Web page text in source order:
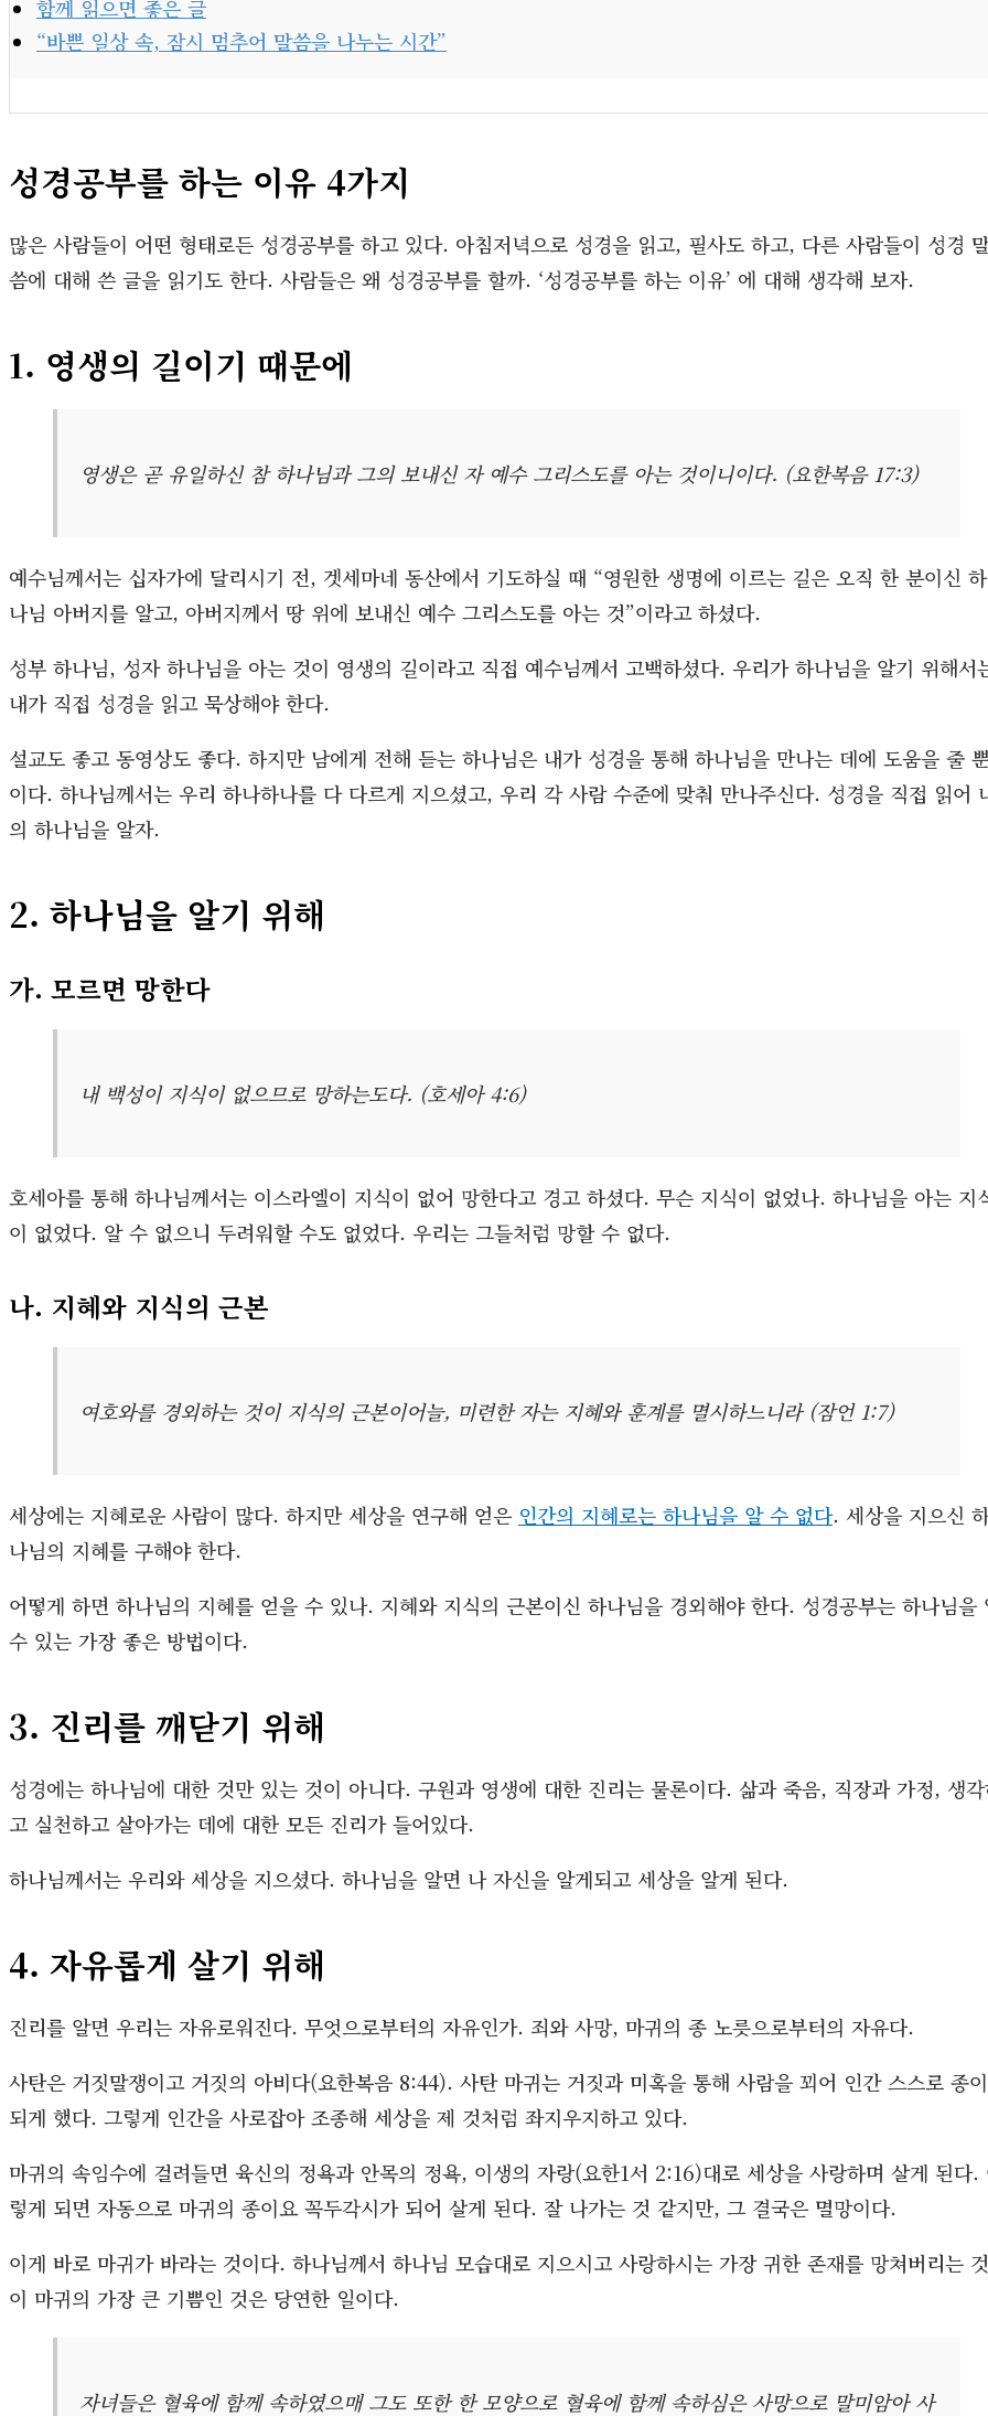
함께 읽으면 좋은 글
“바쁜 일상 속, 잠시 멈추어 말씀을 나누는 시간”
성경공부를 하는 이유 4가지
많은 사람들이 어떤 형태로든 성경공부를 하고 있다. 아침저녁으로 성경을 읽고, 필사도 하고, 다른 사람들이 성경
씀에 대해 쓴 글을 읽기도 한다. 사람들은 왜 성경공부를 할까. ‘성경공부를 하는 이유’ 에 대해 생각해 보자.
1. 영생의 길이기 때문에
영생은 곧 유일하신 참 하나님과 그의 보내신 자 예수 그리스도를 아는 것이니이다. (요한복음 17:3)
예수님께서는 십자가에 달리시기 전, 겟세마네 동산에서 기도하실 때 “영원한 생명에 이르는 길은 오직 한 분이신 하
나님 아버지를 알고, 아버지께서 땅 위에 보내신 예수 그리스도를 아는 것”이라고 하셨다.
성부 하나님, 성자 하나님을 아는 것이 영생의 길이라고 직접 예수님께서 고백하셨다. 우리가 하나님을 알기 위해서
내가 직접 성경을 읽고 묵상해야 한다.
설교도 좋고 동영상도 좋다. 하지만 남에게 전해 듣는 하나님은 내가 성경을 통해 하나님을 만나는 데에 도움을 줄
이다. 하나님께서는 우리 하나하나를 다 다르게 지으셨고, 우리 각 사람 수준에 맞춰 만나주신다. 성경을 직접 읽어
의 하나님을 알자.
2. 하나님을 알기 위해
가. 모르면 망한다
내 백성이 지식이 없으므로 망하는도다. (호세아 4:6)
호세아를 통해 하나님께서는 이스라엘이 지식이 없어 망한다고 경고 하셨다. 무슨 지식이 없었나. 하나님을 아는 지
이 없었다. 알 수 없으니 두려워할 수도 없었다. 우리는 그들처럼 망할 수 없다.
나. 지혜와 지식의 근본
여호와를 경외하는 것이 지식의 근본이어늘, 미련한 자는 지혜와 훈계를 멸시하느니라 (잠언 1:7)
세상에는 지혜로운 사람이 많다. 하지만 세상을 연구해 얻은 인간의 지혜로는 하나님을 알 수 없다. 세상을 지으신
나님의 지혜를 구해야 한다.
어떻게 하면 하나님의 지혜를 얻을 수 있나. 지혜와 지식의 근본이신 하나님을 경외해야 한다. 성경공부는 하나님을
수 있는 가장 좋은 방법이다.
3. 진리를 깨닫기 위해
성경에는 하나님에 대한 것만 있는 것이 아니다. 구원과 영생에 대한 진리는 물론이다. 삶과 죽음, 직장과 가정, 생
고 실천하고 살아가는 데에 대한 모든 진리가 들어있다.
하나님께서는 우리와 세상을 지으셨다. 하나님을 알면 나 자신을 알게되고 세상을 알게 된다.
4. 자유롭게 살기 위해
진리를 알면 우리는 자유로워진다. 무엇으로부터의 자유인가. 죄와 사망, 마귀의 종 노릇으로부터의 자유다.
사탄은 거짓말쟁이고 거짓의 아비다(요한복음 8:44). 사탄 마귀는 거짓과 미혹을 통해 사람을 꾀어 인간 스스로 종이
되게 했다. 그렇게 인간을 사로잡아 조종해 세상을 제 것처럼 좌지우지하고 있다.
마귀의 속임수에 걸려들면 육신의 정욕과 안목의 정욕, 이생의 자랑(요한1서 2:16)대로 세상을 사랑하며 살게 된다.
렇게 되면 자동으로 마귀의 종이요 꼭두각시가 되어 살게 된다. 잘 나가는 것 같지만, 그 결국은 멸망이다.
이게 바로 마귀가 바라는 것이다. 하나님께서 하나님 모습대로 지으시고 사랑하시는 가장 귀한 존재를 망쳐버리는 것
이 마귀의 가장 큰 기쁨인 것은 당연한 일이다.
자녀들은 혈육에 함께 속하였으매 그도 또한 한 모양으로 혈육에 함께 속하심은 사망으로 말미암아 사